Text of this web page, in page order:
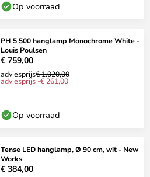
Op voorraad
PH 5 500 hanglamp Monochrome White -
Louis Poulsen
€ 759,00
adviesprijs€ 1.020,00
adviesprijs -€ 261,00
Op voorraad
Tense LED hanglamp, Ø 90 cm, wit - New
Works
€ 384,00